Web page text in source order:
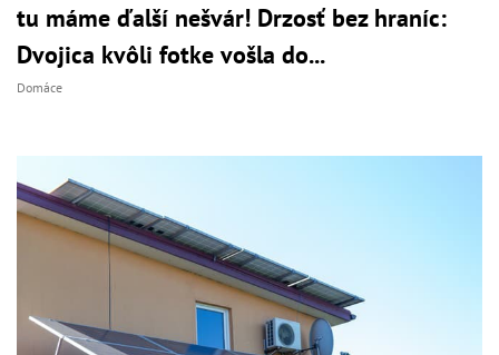
tu máme ďalší nešvár! Drzosť bez hraníc:
Dvojica kvôli fotke vošla do...
Domáce